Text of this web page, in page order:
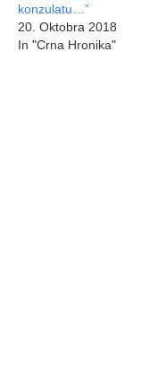
konzulatu…”
20. Oktobra 2018
In "Crna Hronika"